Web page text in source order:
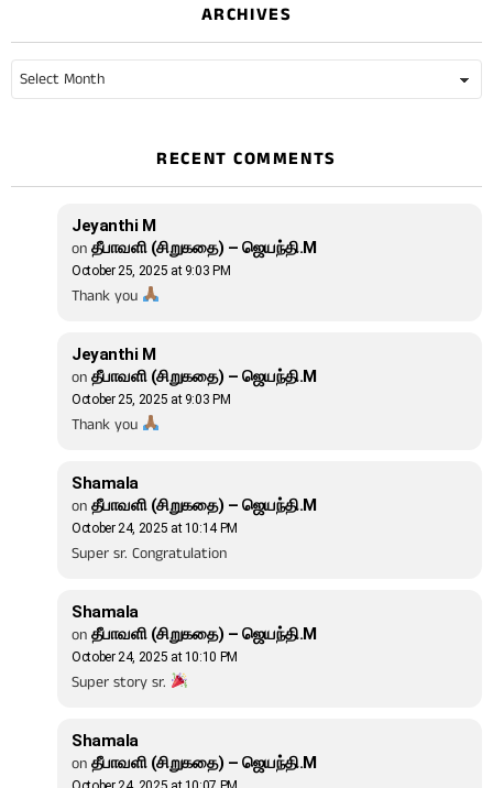
ARCHIVES
RECENT COMMENTS
Jeyanthi M
on தீபாவளி (சிறுகதை) – ஜெயந்தி.M
October 25, 2025 at 9:03 PM
Thank you
Jeyanthi M
on தீபாவளி (சிறுகதை) – ஜெயந்தி.M
October 25, 2025 at 9:03 PM
Thank you
Shamala
on தீபாவளி (சிறுகதை) – ஜெயந்தி.M
October 24, 2025 at 10:14 PM
Super sr. Congratulation
Shamala
on தீபாவளி (சிறுகதை) – ஜெயந்தி.M
October 24, 2025 at 10:10 PM
Super story sr.
Shamala
on தீபாவளி (சிறுகதை) – ஜெயந்தி.M